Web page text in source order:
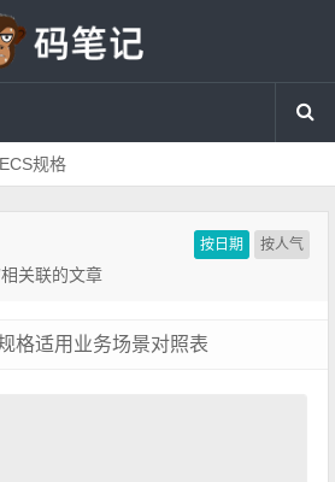
规格
按日期 按人气
关联的文章
格适用业务场景对照表